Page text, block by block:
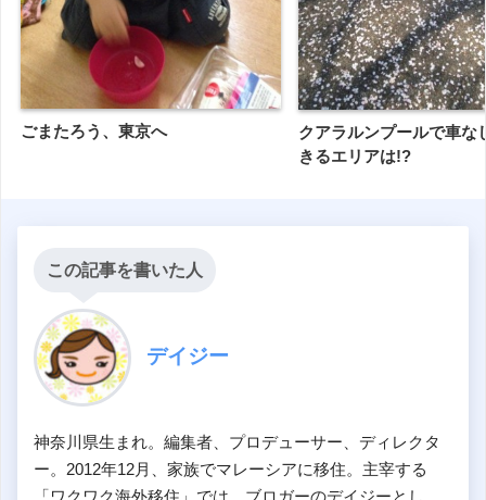
ごまたろう、東京へ
クアラルンプールで車な
きるエリアは!?
この記事を書いた人
デイジー
神奈川県生まれ。編集者、プロデューサー、ディレクタ
ー。2012年12月、家族でマレーシアに移住。主宰する